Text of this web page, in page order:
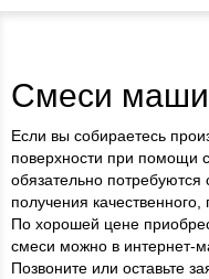
Смеси
Если вы собираетесь
поверхности при помощи
обязательно
получения качественного,
По хорошей цене
смеси можно в интернет-
Позвоните или оставьте